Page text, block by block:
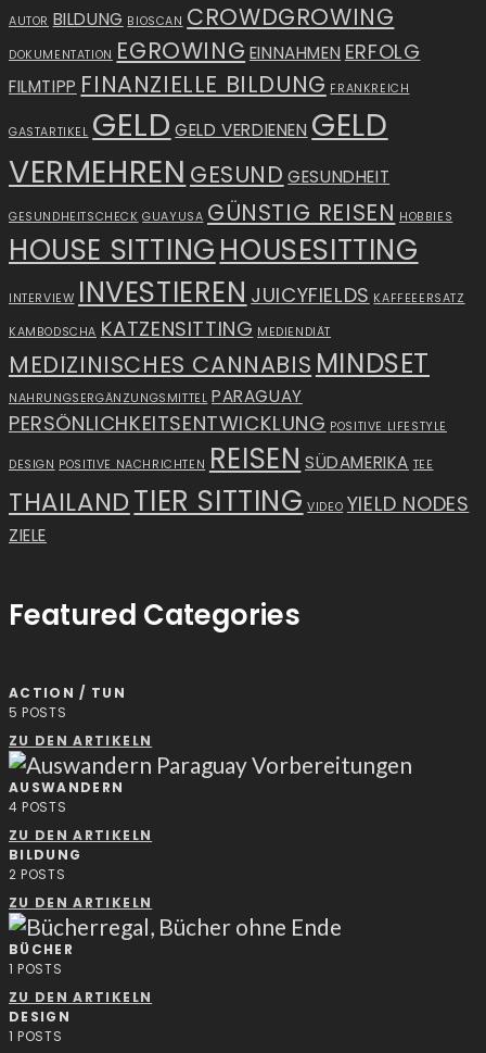
AUTOR BILDUNG BIOSCAN CROWDGROWING
DOKUMENTATION EGROWING EINNAHMEN ERFOLG
FILMTIPP FINANZIELLE BILDUNG FRANKREICH
GASTARTIKEL GELD GELD VERDIENEN GELD
VERMEHREN GESUND GESUNDHEIT
GESUNDHEITSCHECK GUAYUSA GÜNSTIG REISEN HOBBIES
HOUSE SITTINGHOUSESITTING
INTERVIEW INVESTIEREN JUICYFIELDS KAFFEEERSATZ
KAMBODSCHA KATZENSITTING MEDIENDIÄT
MEDIZINISCHES CANNABIS MINDSET
NAHRUNGSERGÄNZUNGSMITTEL PARAGUAY
PERSÖNLICHKEITSENTWICKLUNG POSITIVE LIFESTYLE
DESIGN POSITIVE NACHRICHTEN REISEN SÜDAMERIKA TEE
THAILANDTIER SITTING VIDEO YIELD NODES
ZIELE
Featured Categories
ACTION / TUN
5 POSTS
ZU DEN ARTIKELN
AUSWANDERN
4 POSTS
ZU DEN ARTIKELN
BILDUNG
2 POSTS
ZU DEN ARTIKELN
BÜCHER
1 POSTS
ZU DEN ARTIKELN
DESIGN
1 POSTS